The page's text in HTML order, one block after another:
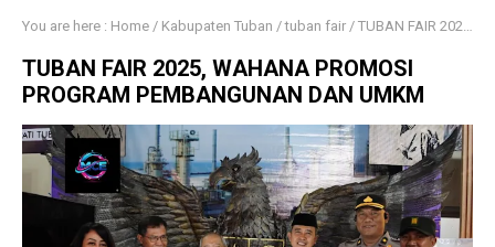
You are here : Home / Kabupaten Tuban /tuban fair / TUBAN FAIR 2025, WAHANA PROMOSI PROGRAM PEMBANGUNAN DAN UMKM
TUBAN FAIR 2025, WAHANA PROMOSI
PROGRAM PEMBANGUNAN DAN UMKM